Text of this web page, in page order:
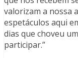
valorizam a nossa
espetáculos aqui
dias que choveu
participar.”